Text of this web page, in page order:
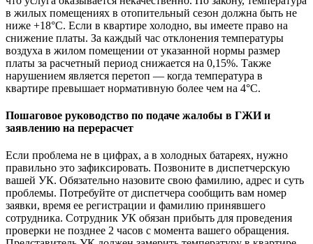
в жилых помещениях в отопительный сезон должна быть не
ниже +18°C. Если в квартире холодно, вы имеете право на
снижение платы. За каждый час отклонения температуры
воздуха в жилом помещении от указанной нормы размер
платы за расчетный период снижается на 0,15%. Также
нарушением является перетоп — когда температура в
квартире превышает нормативную более чем на 4°C.
Пошаговое руководство по подаче жалобы в ГЖИ и
заявлению на перерасчет
Если проблема не в цифрах, а в холодных батареях, нужно
правильно это зафиксировать. Позвоните в диспетчерскую
вашей УК. Обязательно назовите свою фамилию, адрес и суть
проблемы. Потребуйте от диспетчера сообщить вам номер
заявки, время ее регистрации и фамилию принявшего
сотрудника. Сотрудник УК обязан прибыть для проведения
проверки не позднее 2 часов с момента вашего обращения.